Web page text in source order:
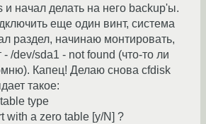
и начал делать на него backup'ы.
еще один винт, система
раздел, начинаю монтировать,
/dev/sda1 - not found (что-то ли
Капец! Делаю снова cfdisk
такое:
type
with а zero table [y/N] ?